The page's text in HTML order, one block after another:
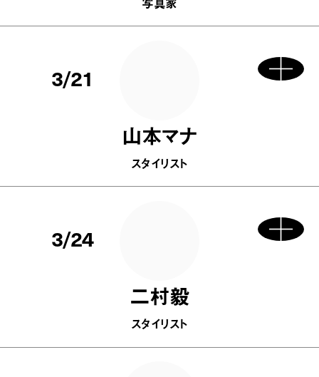
3/21
山本マナ
スタイリスト
3/24
二村毅
スタイリスト